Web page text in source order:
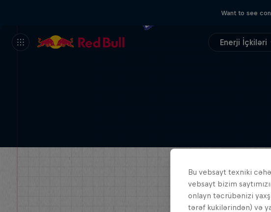
Want to see
Enerji İçkiləri
Bu vebsayt texniki
vebsayt bizim
onlayn təcrübənizi
tərəf kukilərindən) və